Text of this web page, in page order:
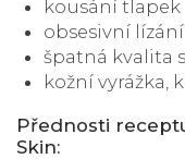
kousání tlapek
obsesivní lízání
špatná kvalita
kožní vyrážka,
Přednosti
Skin: